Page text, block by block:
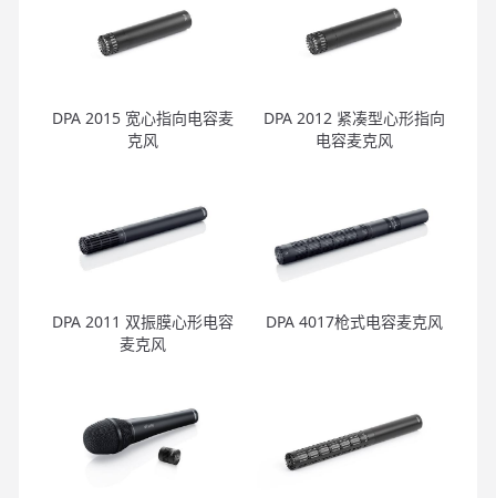
DPA 2015 宽心指向电容麦
克风
DPA 2012 紧凑型心形指向
电容麦克风
DPA 2011 双振膜心形电容
麦克风
DPA 4017枪式电容麦克风